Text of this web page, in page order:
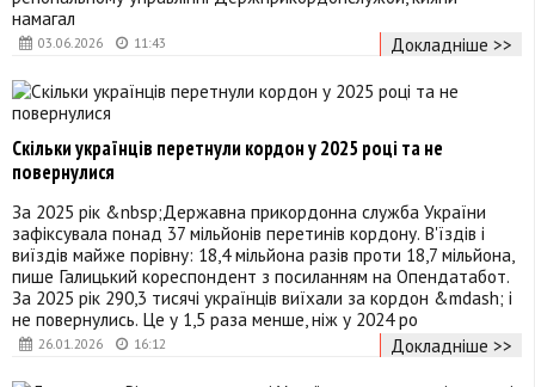
03.06.2026 11:43
намагал
Докладніше >>
26.01.2026 16:12
Скільки українців перетнули кордон у 2025 році та не
повернулися
За 2025 рік &nbsp;Державна прикордонна служба України
зафіксувала понад 37 мільйонів перетинів кордону. В'їздів і
виїздів майже порівну: 18,4 мільйона разів проти 18,7 мільйона,
пише Галицький кореспондент з посиланням на Опендатабот.
За 2025 рік 290,3 тисячі українців виїхали за кордон &mdash; і
не повернулись. Це у 1,5 раза менше, ніж у 2024 ро
Докладніше >>